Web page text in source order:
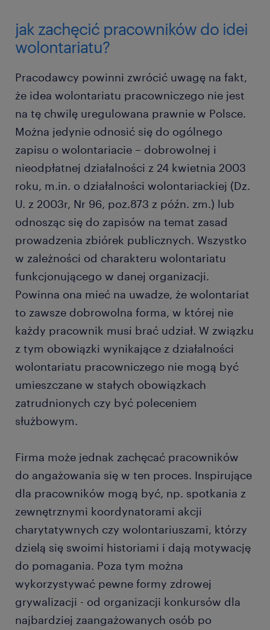
jak zachęcić pracowników do idei
wolontariatu?
Pracodawcy powinni zwrócić uwagę na fakt,
że idea wolontariatu pracowniczego nie jest
na tę chwilę uregulowana prawnie w Polsce.
Można jedynie odnosić się do ogólnego
zapisu o wolontariacie – dobrowolnej i
nieodpłatnej działalności z 24 kwietnia 2003
roku, m.in. o działalności wolontariackiej (Dz.
U. z 2003r, Nr 96, poz.873 z późn. zm.) lub
odnosząc się do zapisów na temat zasad
prowadzenia zbiórek publicznych. Wszystko
w zależności od charakteru wolontariatu
funkcjonującego w danej organizacji.
Powinna ona mieć na uwadze, że wolontariat
to zawsze dobrowolna forma, w której nie
każdy pracownik musi brać udział. W związku
z tym obowiązki wynikające z działalności
wolontariatu pracowniczego nie mogą być
umieszczane w stałych obowiązkach
zatrudnionych czy być poleceniem
służbowym.
Firma może jednak zachęcać pracowników
do angażowania się w ten proces. Inspirujące
dla pracowników mogą być, np. spotkania z
zewnętrznymi koordynatorami akcji
charytatywnych czy wolontariuszami, którzy
dzielą się swoimi historiami i dają motywację
do pomagania. Poza tym można
wykorzystywać pewne formy zdrowej
grywalizacji - od organizacji konkursów dla
najbardziej zaangażowanych osób po